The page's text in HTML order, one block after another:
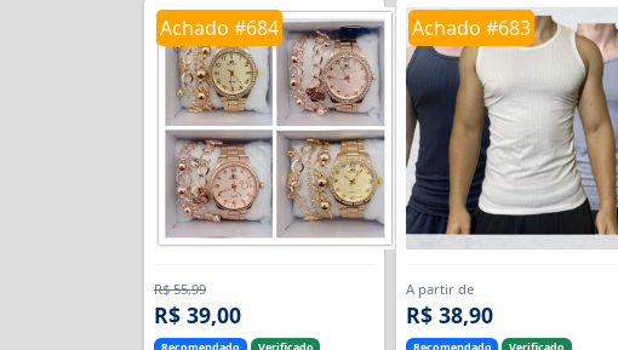
Achado #684
R$ 55,99
R$ 39,00
Recomendado Verificado
Achado #683
A partir de
R$ 38,90
Recomendado Verificado